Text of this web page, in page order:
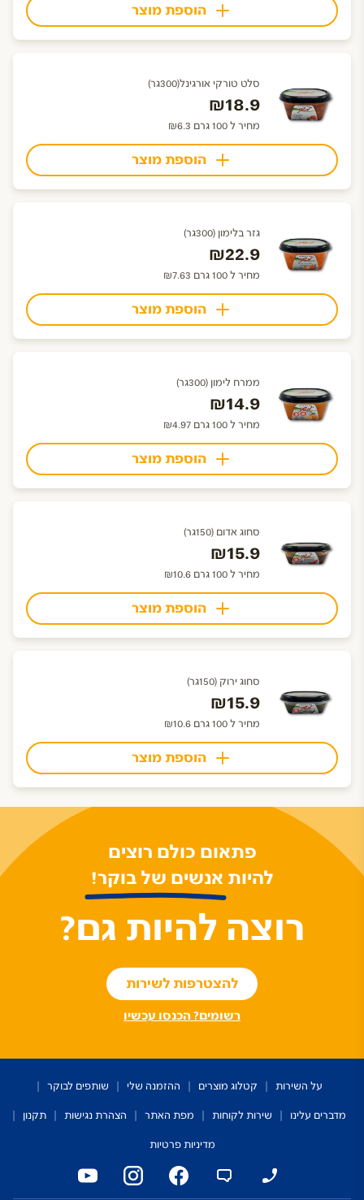
הוספת מוצר
סלט טורקי אורגינל(300גר)
₪18.9
מחיר ל 100 גרם ₪6.3
הוספת מוצר
גזר בלימון (300גר)
₪22.9
מחיר ל 100 גרם ₪7.63
הוספת מוצר
ממרח לימון (300גר)
₪14.9
מחיר ל 100 גרם ₪4.97
הוספת מוצר
סחוג אדום (150גר)
₪15.9
מחיר ל 100 גרם ₪10.6
הוספת מוצר
סחוג ירוק (150גר)
₪15.9
מחיר ל 100 גרם ₪10.6
הוספת מוצר
פתאום כולם רוצים
להיות אנשים של בוקר!
רוצה להיות גם?
להצטרפות לשירות
רשומים? הכנסו עכשיו
על השירות קטלוג מוצרים ההזמנה שלי
שותפים לבוקר
מדברים עלינו
שירות לקוחות מפת האתר הצהרת נגישות
תקנון
מדיניות פרטיות